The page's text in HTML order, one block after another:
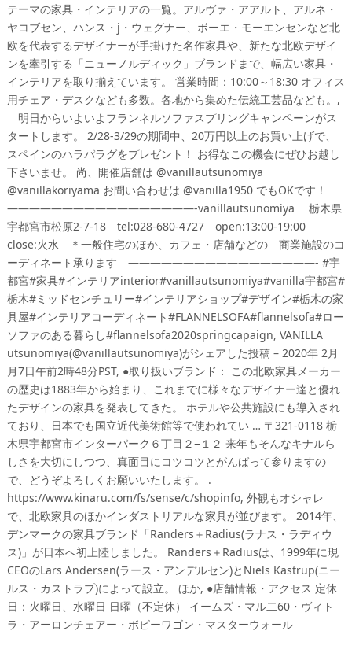
テーマの家具・インテリアの一覧。アルヴァ・アアルト、アルネ・
ヤコブセン、ハンス・j・ウェグナー、ボーエ・モーエンセンなど北
欧を代表するデザイナーが手掛けた名作家具や、新たな北欧デザイ
ンを牽引する「ニューノルディック」ブランドまで、幅広い家具・
インテリアを取り揃えています。 営業時間：10:00～18:30 オフィス
用チェア・デスクなども多数。各地から集めた伝統工芸品なども。,
⠀ 明日からいよいよフランネルソファスプリングキャンペーンがス
タートします。 2/28-3/29の期間中、20万円以上のお買い上げで、
スペインのハラパラグをプレゼント！ お得なこの機会にぜひお越し
下さいませ。 尚、開催店舗は @vanillautsunomiya
@vanillakoriyama お問い合わせは @vanilla1950 でもOKです！
—————————————————-vanillautsunomiya ⠀ 栃木県
宇都宮市松原2-7-18⠀ tel:028-680-4727⠀ open:13:00-19:00⠀
close:火水⠀ ＊一般住宅のほか、カフェ・店舗などの⠀ 商業施設のコ
ーディネート承ります⠀ —————————————————- #宇
都宮#家具#インテリアinterior#vanillautsunomiya#vanilla宇都宮#
栃木#ミッドセンチュリー#インテリアショップ#デザイン#栃木の家
具屋#インテリアコーディネート#FLANNELSOFA#flannelsofa#ロー
ソファのある暮らし#flannelsofa2020springcapaign, VANILLA
utsunomiya(@vanillautsunomiya)がシェアした投稿 – 2020年 2月
月7日午前2時48分PST, ●取り扱いブランド： この北欧家具メーカー
の歴史は1883年から始まり、これまでに様々なデザイナー達と優れ
たデザインの家具を発表してきた。 ホテルや公共施設にも導入され
ており、日本でも国立近代美術館等で使われてい … 〒321-0118 栃
木県宇都宮市インターパーク６丁目２−１２ 来年もそんなキナルら
しさを大切にしつつ、真面目にコツコツとがんばって参りますの
で、どうぞよろしくお願いいたします。 .
https://www.kinaru.com/fs/sense/c/shopinfo, 外観もオシャレ
で、北欧家具のほかインダストリアルな家具が並びます。 2014年、
デンマークの家具ブランド「Randers＋Radius(ラナス・ラディウ
ス)」が日本へ初上陸しました。 Randers＋Radiusは、1999年に現
CEOのLars Andersen(ラース・アンデルセン)とNiels Kastrup(ニー
ルス・カストラプ)によって設立。 ほか, ●店舗情報・アクセス 定休
日：火曜日、水曜日 日曜（不定休） イームズ・マル二60・ヴィト
ラ・アーロンチェアー・ボビーワゴン・マスターウォール